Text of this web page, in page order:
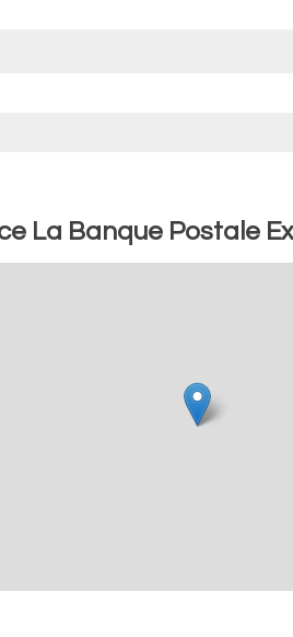
La Banque Postale